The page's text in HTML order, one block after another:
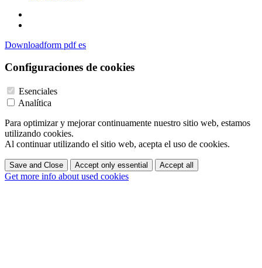
Downloadform pdf es
Configuraciones de cookies
Esenciales
Analítica
Para optimizar y mejorar continuamente nuestro sitio web, estamos
utilizando cookies.
Al continuar utilizando el sitio web, acepta el uso de cookies.
Save and Close Accept only essential Accept all
Get more info about used cookies